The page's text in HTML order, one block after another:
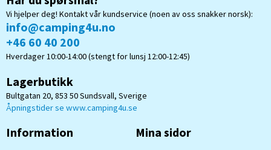
Vi hjelper deg! Kontakt vår kundservice (noen av oss snakker norsk):
info@camping4u.no
+46 60 40 200
Hverdager 10:00-14:00 (stengt for lunsj 12:00-12:45)
Lagerbutikk
Bultgatan 20, 853 50 Sundsvall, Sverige
Åpningstider se www.camping4u.se
Information Mina sidor